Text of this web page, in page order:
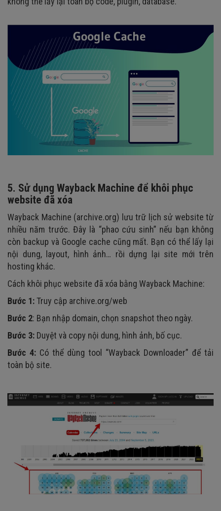
5. Sử dụng Wayback Machine để khôi phục
website đã xóa
Wayback Machine (archive.org) lưu trữ lịch sử website từ
nhiều năm trước. Đây là “phao cứu sinh” nếu bạn không
còn backup và Google cache cũng mất. Bạn có thể lấy lại
nội dung, layout, hình ảnh… rồi dựng lại site mới trên
hosting khác.
Cách khôi phục website đã xóa bằng Wayback Machine:
Bước 1:Truy cập archive.org/web
Bước 2: Bạn nhập domain, chọn snapshot theo ngày.
Bước 3: Duyệt và copy nội dung, hình ảnh, bố cục.
Bước 4: Có thể dùng tool “Wayback Downloader” để tải
toàn bộ site.